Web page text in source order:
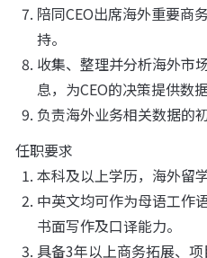
陪同CEO出席海外重要商
持。
收集、整理并分析海外市
息，为CEO的决策提供数据
负责海外业务相关数据的
任职要求
本科及以上学历，海外留
中英文均可作为母语工作
书面写作及口译能力。
具备3年以上商务拓展、